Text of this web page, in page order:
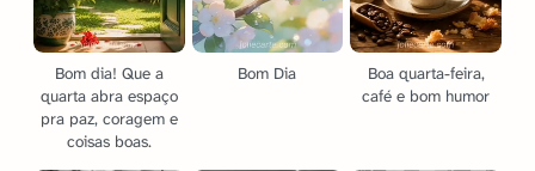
Bom dia! Que a
quarta abra espaço
pra paz, coragem e
coisas boas.
Bom Dia
Boa quarta-feira,
café e bom humor